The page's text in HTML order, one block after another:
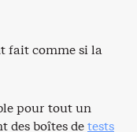
fait comme si la
pour tout un
des boîtes detests